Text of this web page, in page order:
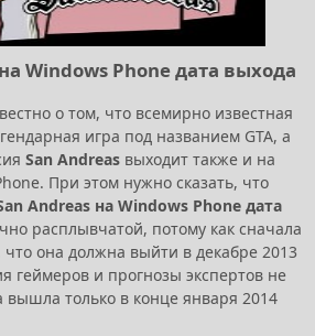
Windows Phone дата выхода
о том, что всемирно известная
игра под названием GTA, а
San Andreas выходит также и на
При этом нужно сказать, что
Andreas на Windows Phone дата
расплывчатой, потому как сначала
она должна выйти в декабре 2013
геймеров и прогнозы экспертов не
вышла только в конце января 2014